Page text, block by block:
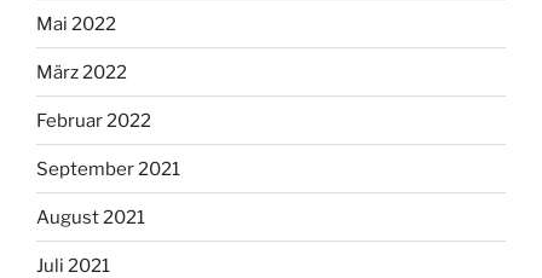
Mai 2022
März 2022
Februar 2022
September 2021
August 2021
Juli 2021